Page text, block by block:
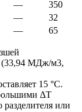
—
350
—
32
— 65
(33,94 МДж/м3,
15 °C.
ΔT
или